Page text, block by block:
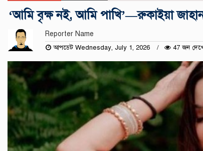
‘আমি বৃক্ষ নই, আমি পাখি’—রুকাইয়া
Reporter Name
আপডেট Wednesday, July 1, 2026 47 জন